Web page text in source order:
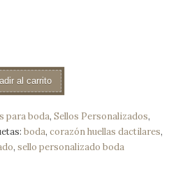
al carrito
para boda, Sellos Personalizados,
boda, corazón huellas dactilares,
, sello personalizado boda